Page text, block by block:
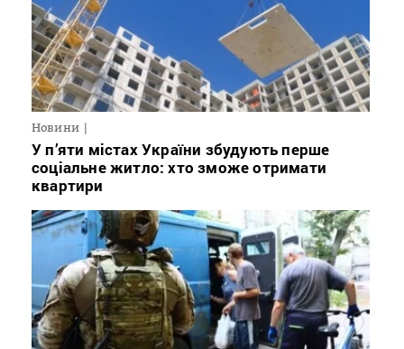
Новини
У п’яти містах України збудують перше
соціальне житло: хто зможе отримати
квартири